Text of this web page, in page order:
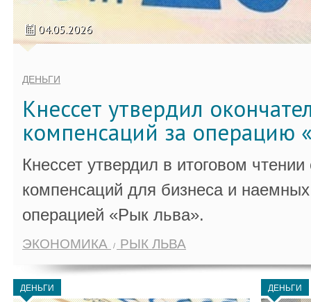
04.05.2026
ДЕНЬГИ
Кнессет утвердил
компенсаций за операцию
Кнессет утвердил в итоговом
компенсаций для бизнеса и
операцией «Рык льва».
ЭКОНОМИКА РЫК ЛЬВА
ДЕНЬГИ ДЕНЬГИ